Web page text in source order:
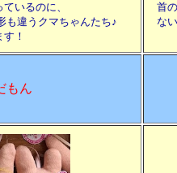
いるのに、
も違うクマちゃんたち♪
！
首
な
もん